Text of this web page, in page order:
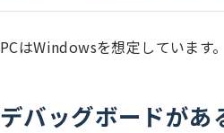
PCはWindowsを想定しています。
デバッグボードがあ